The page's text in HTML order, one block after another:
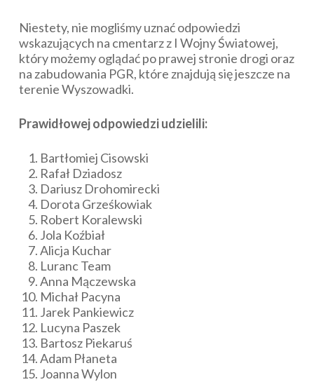
Niestety, nie mogliśmy uznać odpowiedzi
wskazujących na cmentarz z I Wojny Światowej,
który możemy oglądać po prawej stronie drogi oraz
na zabudowania PGR, które znajdują się jeszcze na
terenie Wyszowadki.
Prawidłowej odpowiedzi udzielili:
Bartłomiej Cisowski
Rafał Dziadosz
Dariusz Drohomirecki
Dorota Grześkowiak
Robert Koralewski
Jola Koźbiał
Alicja Kuchar
Luranc Team
Anna Mączewska
Michał Pacyna
Jarek Pankiewicz
Lucyna Paszek
Bartosz Piekaruś
Adam Płaneta
Joanna Wylon